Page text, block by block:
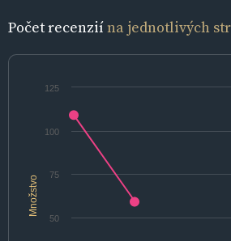
Počet recenziína jednotlivých
Množstvo
50
75
100
125